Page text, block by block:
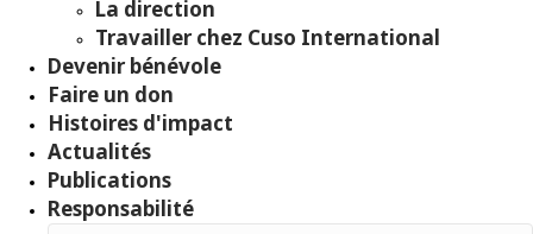
La direction
Travailler chez Cuso International
Devenir bénévole
Faire un don
Histoires d'impact
Actualités
Publications
Responsabilité